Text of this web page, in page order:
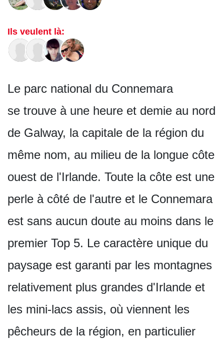
Ils veulent là:
Le parc national du Connemara
se trouve à une heure et demie au nord
de Galway, la capitale de la région du
même nom, au milieu de la longue côte
ouest de l'Irlande. Toute la côte est une
perle à côté de l'autre et le Connemara
est sans aucun doute au moins dans le
premier Top 5. Le caractère unique du
paysage est garanti par les montagnes
relativement plus grandes d'Irlande et
les mini-lacs assis, où viennent les
pêcheurs de la région, en particulier